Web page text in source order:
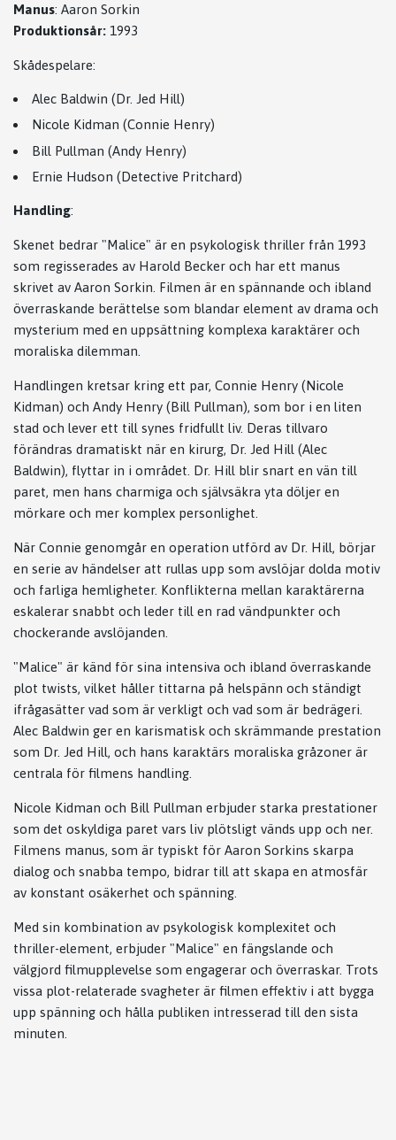
Manus: Aaron Sorkin
Produktionsår: 1993
Skådespelare:
Alec Baldwin (Dr. Jed Hill)
Nicole Kidman (Connie Henry)
Bill Pullman (Andy Henry)
Ernie Hudson (Detective Pritchard)
Handling:
Skenet bedrar "Malice" är en psykologisk thriller från 1993
som regisserades av Harold Becker och har ett manus
skrivet av Aaron Sorkin. Filmen är en spännande och ibland
överraskande berättelse som blandar element av drama och
mysterium med en uppsättning komplexa karaktärer och
moraliska dilemman.
Handlingen kretsar kring ett par, Connie Henry (Nicole
Kidman) och Andy Henry (Bill Pullman), som bor i en liten
stad och lever ett till synes fridfullt liv. Deras tillvaro
förändras dramatiskt när en kirurg, Dr. Jed Hill (Alec
Baldwin), flyttar in i området. Dr. Hill blir snart en vän till
paret, men hans charmiga och självsäkra yta döljer en
mörkare och mer komplex personlighet.
När Connie genomgår en operation utförd av Dr. Hill, börjar
en serie av händelser att rullas upp som avslöjar dolda motiv
och farliga hemligheter. Konflikterna mellan karaktärerna
eskalerar snabbt och leder till en rad vändpunkter och
chockerande avslöjanden.
"Malice" är känd för sina intensiva och ibland överraskande
plot twists, vilket håller tittarna på helspänn och ständigt
ifrågasätter vad som är verkligt och vad som är bedrägeri.
Alec Baldwin ger en karismatisk och skrämmande prestation
som Dr. Jed Hill, och hans karaktärs moraliska gråzoner är
centrala för filmens handling.
Nicole Kidman och Bill Pullman erbjuder starka prestationer
som det oskyldiga paret vars liv plötsligt vänds upp och ner.
Filmens manus, som är typiskt för Aaron Sorkins skarpa
dialog och snabba tempo, bidrar till att skapa en atmosfär
av konstant osäkerhet och spänning.
Med sin kombination av psykologisk komplexitet och
thriller-element, erbjuder "Malice" en fängslande och
välgjord filmupplevelse som engagerar och överraskar. Trots
vissa plot-relaterade svagheter är filmen effektiv i att bygga
upp spänning och hålla publiken intresserad till den sista
minuten.